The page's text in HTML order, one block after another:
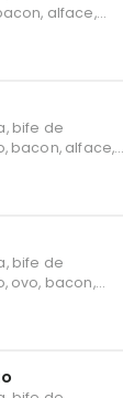
alface,
bife de
bacon, alface,
bife de
ovo, bacon,